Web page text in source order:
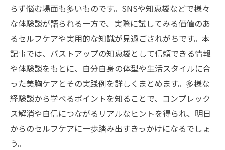
らず悩む場面も多いものです。SNSや知恵袋などで様々
な体験談が語られる一方で、実際に試してみる価値のあ
るセルフケアや実用的な知識が見過ごされがちです。本
記事では、バストアップの知恵袋として信頼できる情報
や体験談をもとに、自分自身の体型や生活スタイルに合
った美胸ケアとその実践例を詳しくまとめます。多様な
経験談から学べるポイントを知ることで、コンプレック
ス解消や自信につながるリアルなヒントを得られ、明日
からのセルフケアに一歩踏み出すきっかけになるでしょ
う。